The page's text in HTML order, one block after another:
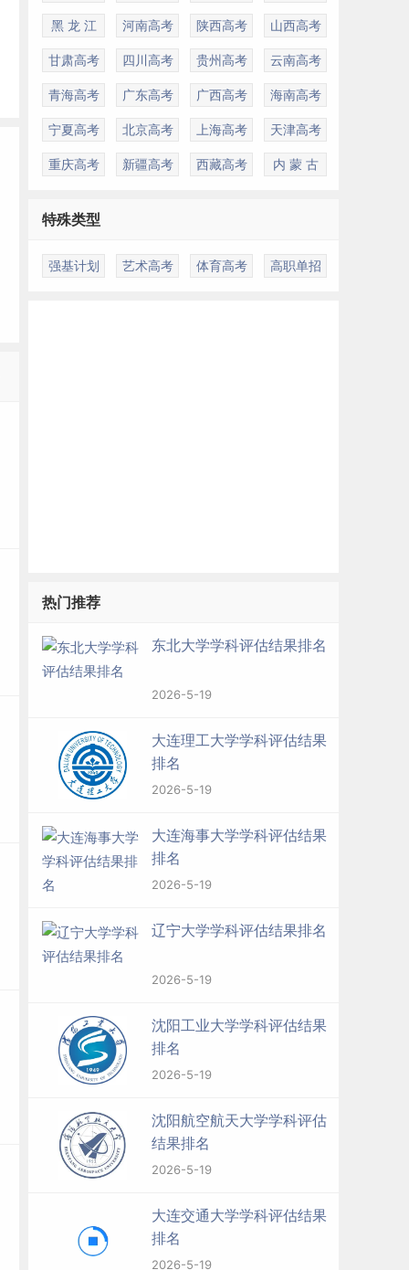
黑 龙 江 河南高考 陕西高考 山西高考
甘肃高考 四川高考 贵州高考 云南高考
青海高考 广东高考 广西高考 海南高考
宁夏高考 北京高考 上海高考 天津高考
重庆高考 新疆高考 西藏高考 内 蒙 古
特殊类型
强基计划 艺术高考 体育高考 高职单招
热门推荐
东北大学学科评估结果排名
2026-5-19
大连理工大学学科评估结果
排名
2026-5-19
大连海事大学学科评估结果
排名
2026-5-19
辽宁大学学科评估结果排名
2026-5-19
沈阳工业大学学科评估结果
排名
2026-5-19
沈阳航空航天大学学科评估
结果排名
2026-5-19
大连交通大学学科评估结果
排名
2026-5-19